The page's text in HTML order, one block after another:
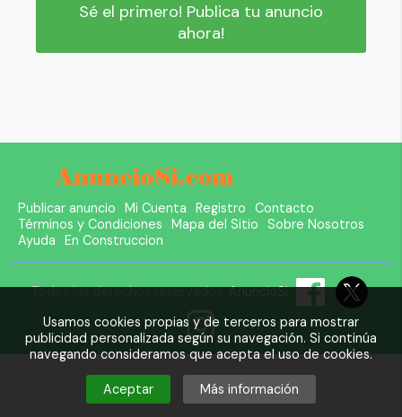
Sé el primero! Publica tu anuncio
ahora!
Publicar anuncio Mi Cuenta Registro
Contacto
Términos y Condiciones
Mapa del Sitio
Sobre Nosotros
Ayuda
En Construccion
Todos los derechos reservados.AnuncioSi
Usamos cookies propias y de terceros para mostrar
publicidad personalizada según su navegación. Si continúa
navegando consideramos que acepta el uso de cookies.
Aceptar Más información